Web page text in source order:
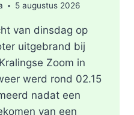
5 augustus 2026
van dinsdag op
uitgebrand bij
Zoom in
werd rond 02.15
nadat een
van een